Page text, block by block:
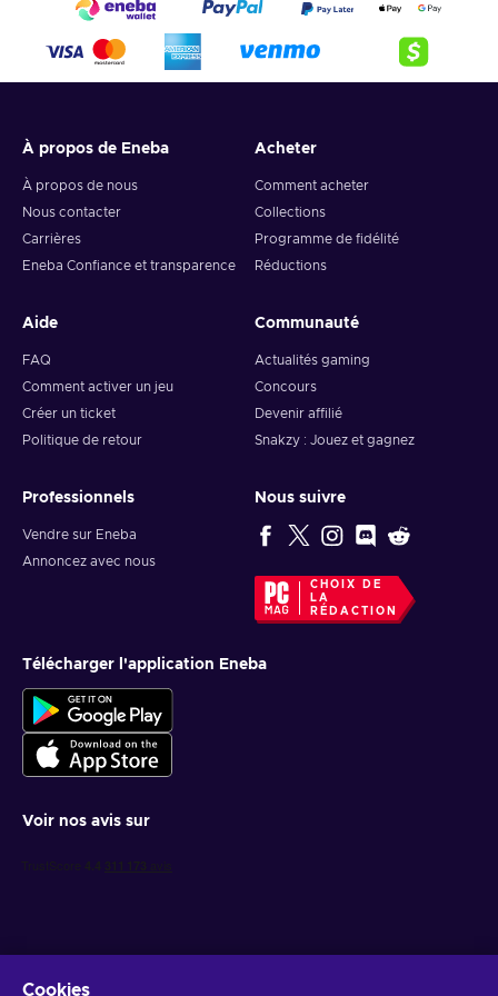
4. Pick the desired crypto between 8 of the most popular
crypto,
5. Enter your wallet address and click on redeem,
Note: You can choose one currency at a time and can only
redeem your whole voucher at once. Once you’ve done that,
you should give it up to 30 minutes for your cryptocurrency
to arrive in your wallet. After that, you can use your new
À propos de Eneba
À propos de nous
Nous contacter
Carrières
Eneba Confiance et transparence
Acheter
Comment acheter
Collections
Programme de fidélité
Réductions
Aide
FAQ
Comment activer un jeu
Créer un ticket
Politique de retour
Communauté
Actualités gaming
Concours
Devenir affilié
Snakzy : Jouez et gagnez
Professionnels
Vendre sur Eneba
Annoncez avec nous
Nous suivre
CHOIX DE
LA
RÉDACTION
Télécharger l'application Eneba
Voir nos avis sur
Cookies